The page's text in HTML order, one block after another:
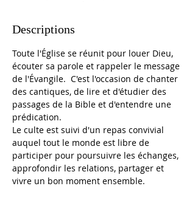
Descriptions
Toute l'Église se réunit pour louer Dieu,
écouter sa parole et rappeler le message
de l'Évangile.  C'est l'occasion de chanter
des cantiques, de lire et d'étudier des
passages de la Bible et d'entendre une
prédication.
Le culte est suivi d'un repas convivial
auquel tout le monde est libre de
participer pour poursuivre les échanges,
approfondir les relations, partager et
vivre un bon moment ensemble.